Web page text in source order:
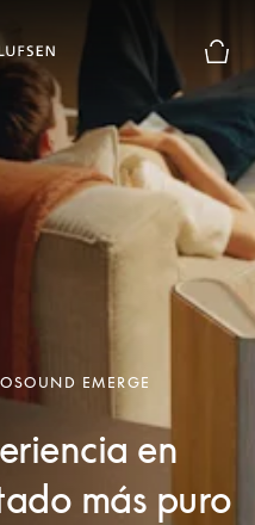
El
EMERGE
en
más puro